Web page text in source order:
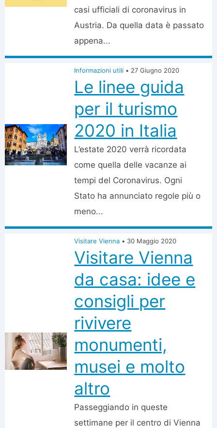
casi ufficiali di coronavirus in
Austria. Da quella data è passato
appena...
Informazioni utili • 27 Giugno 2020
Le linee guida
per il turismo
2020 in Italia
L’estate 2020 verrà ricordata
come quella delle vacanze ai
tempi del Coronavirus. Ogni
Stato ha annunciato regole più o
meno...
Visitare Vienna • 30 Maggio 2020
Visitare Vienna
da casa: idee e
consigli per
rivivere
monumenti,
musei e molto
altro
Passeggiando in queste
settimane per il centro di Vienna